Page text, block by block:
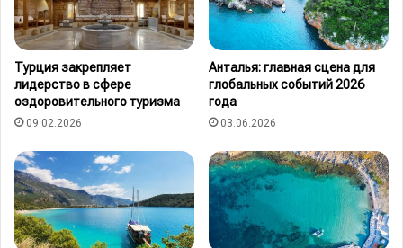
Турция закрепляет
лидерство в сфере
оздоровительного туризма
09.02.2026
Анталья: главная сцена для
глобальных событий 2026
года
03.06.2026